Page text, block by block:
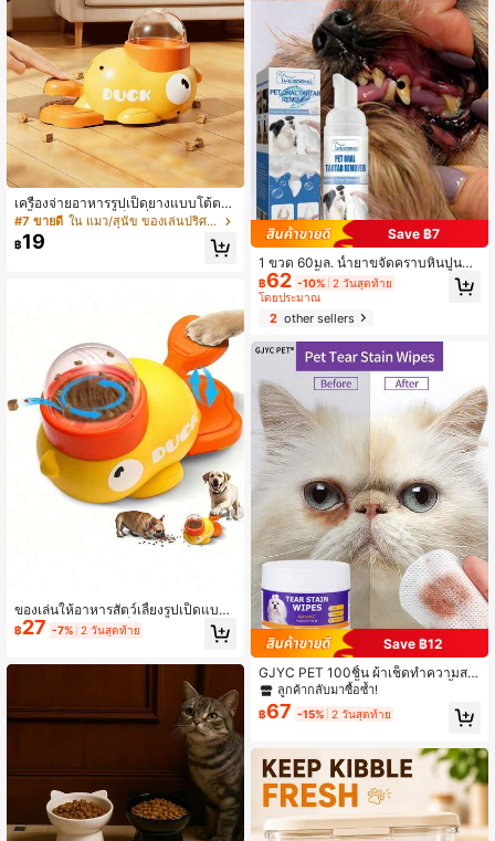
เครื่องจ่ายอาหารรูปเป็ดยางแบบโต้ตอ
บนี้เพียงแค่กดเท้าเป็ดเพื่อจ่ายอาหาร
ทำให้สุนัขของคุณสามารถกินอาหารข
ณะเล่นได้ เป็นเครื่องให้อาหารช้าที่ไม่เ
น่ารักผสมผสานฟังก์ชันของเล่นและการ
ให้อาหารเข้าด้วยกัน และคุณสมบัติที่ท
นทานทำให้เป็นตัวเลือกที่เหมาะสำหรับ
การลดพฤติกรรมทำลายล้างและเพิ่มปฏิ
สัมพันธ์กับสัตว์เลี้ยงของคุณ
#7 ขายดี ใน แมว/สุนัข ของเล่นปริศนาและฝึกสุนัข
฿19
ของเล่นให้อาหารสัตว์เลี้ยงรูปเป็ดแบบโ
ต้ตอบ - ดีไซน์ปากเป็ดและอุ้งเท้าสีส้ม,
ของเล่นให้อาหารปริศนาพลาสติก, ไม่ต้
ใจ, ของเล่นสัตว์เลี้ยงที่แข็งแรง, สถานีใ
ห้อาหารสัตว์เลี้ยง, ดีไซน์สัตว์เลี้ยงที่น่า
สนใจ, ที่จับถือง่าย
฿27 -7% 2 วันสุดท้าย
Save ฿7
1 ขวด 60มล. น้ำยาขจัดคราบหินปูนสำ
หรับสัตว์เลี้ยง, ขจัดคราบหินปูน, ฟันเหลื
อง, กลิ่นปาก, ทำความสะอาดฟัน, โฟม
฿62 -10% 2 วันสุดท้าย
โดยประมาณ
2other sellers
Save ฿12
GJYC PET 100ชิ้น ผ้าเช็ดทำความสะ
อาดดวงตาสัตว์เลี้ยง - ขจัดคราบน้ำตา
สิ่งสกปรก เศษสิ่งตกค้าง และเมือก อย่าง
อ่อนโยน - ทำความสะอาด ดูแล และดั
รอยย่น และใบหน้า - สำหรับสุนัขและแ
มว
ลูกค้ากลับมาซื้อซ้ำ!
฿67 -15% 2 วันสุดท้าย